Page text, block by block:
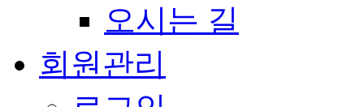
오시는 길
회원관리